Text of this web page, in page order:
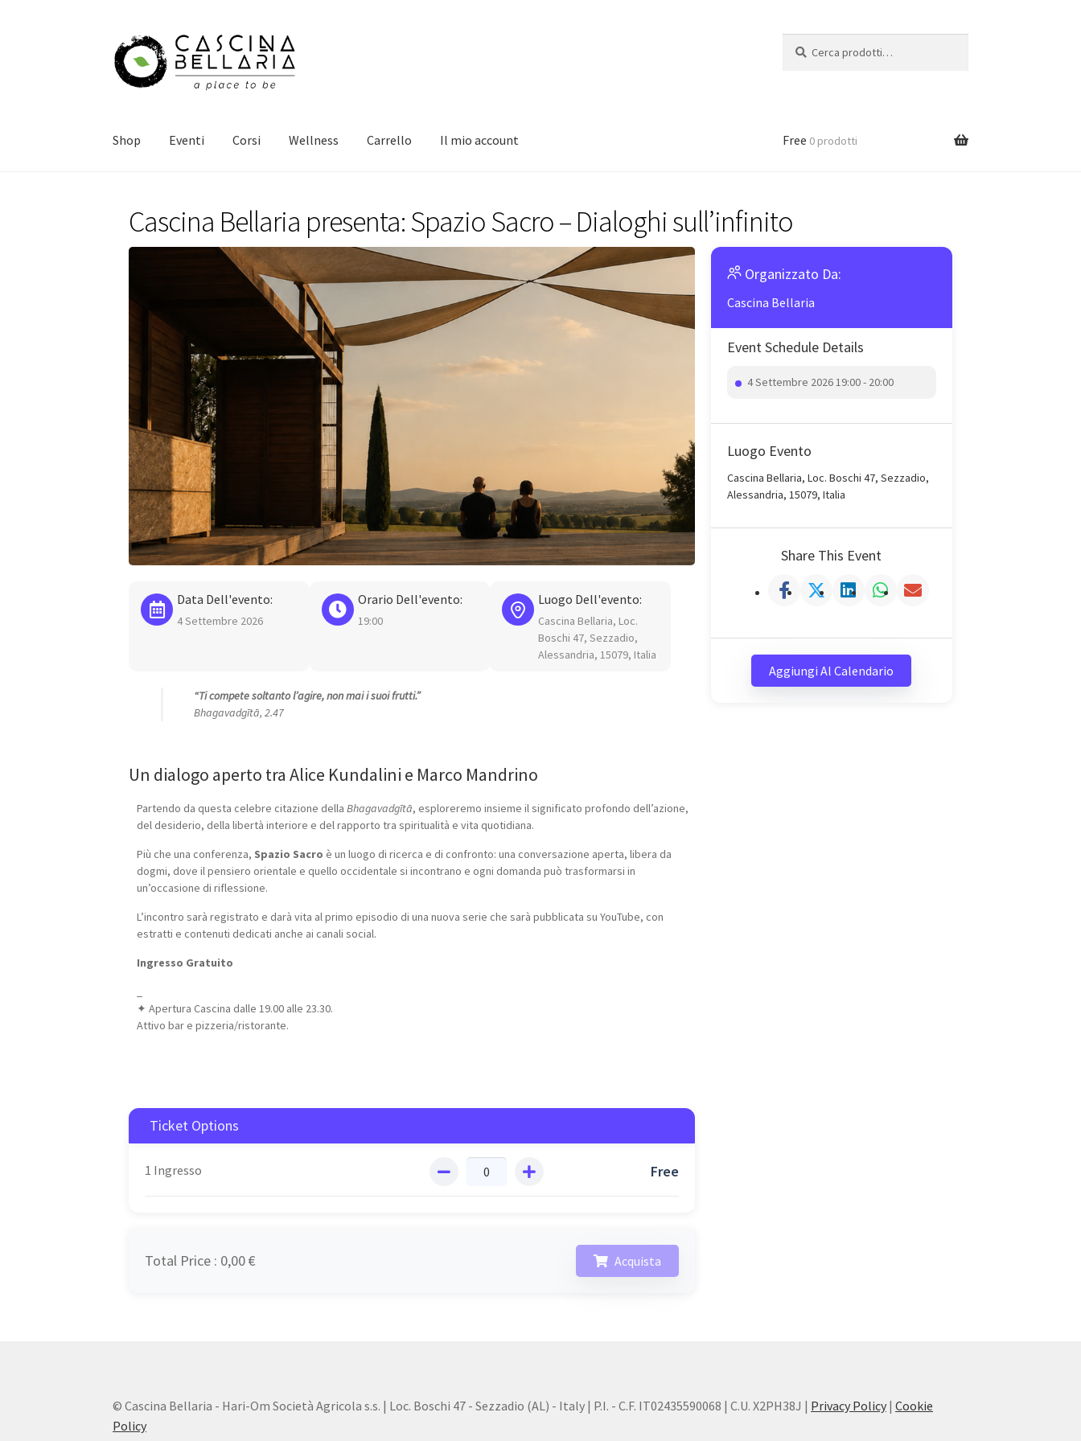
Vai
alla
navigazione
Vai
al
contenuto
Shop Eventi Corsi Wellness Carrello Il mio account Free 0 prodotti
Cascina Bellaria presenta: Spazio Sacro – Dialoghi sull’infinito
Data Dell'evento:
4 Settembre 2026
Orario Dell'evento:
19:00
Luogo Dell'evento:
Cascina Bellaria, Loc.
Boschi 47, Sezzadio,
Alessandria, 15079, Italia
“Ti compete soltanto l’agire, non mai i suoi frutti.”
Bhagavadgītā, 2.47
Un dialogo aperto tra Alice Kundalini e Marco Mandrino
Partendo da questa celebre citazione dellaBhagavadgītā, esploreremo insieme il significato profondo dell’azione,
del desiderio, della libertà interiore e del rapporto tra spiritualità e vita quotidiana.
Più che una conferenza, Spazio Sacro è un luogo di ricerca e di confronto: una conversazione aperta, libera da
dogmi, dove il pensiero orientale e quello occidentale si incontrano e ogni domanda può trasformarsi in
un’occasione di riflessione.
L’incontro sarà registrato e darà vita al primo episodio di una nuova serie che sarà pubblicata su YouTube, con
estratti e contenuti dedicati anche ai canali social.
Ingresso Gratuito
✦ Apertura Cascina dalle 19.00 alle 23.30.
Attivo bar e pizzeria/ristorante.
Ticket Options
1 Ingresso Free
Total Price : 0,00 €
Organizzato Da:
Cascina Bellaria
Event Schedule Details
4 Settembre 2026 19:00 - 20:00
Luogo Evento
Cascina Bellaria, Loc. Boschi 47, Sezzadio,
Alessandria, 15079, Italia
Share This Event
Aggiungi Al Calendario
© Cascina Bellaria - Hari-Om Società Agricola s.s. | Loc. Boschi 47 - Sezzadio (AL) - Italy | P.I. - C.F. IT02435590068 | C.U. X2PH38J | Privacy Policy |Cookie
Policy